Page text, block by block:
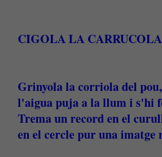
CIGOLA LA
Grinyola la corriola del pou,
l'aigua puja a la llum i s'hi
Trema un record en el
en el cercle pur una imatge